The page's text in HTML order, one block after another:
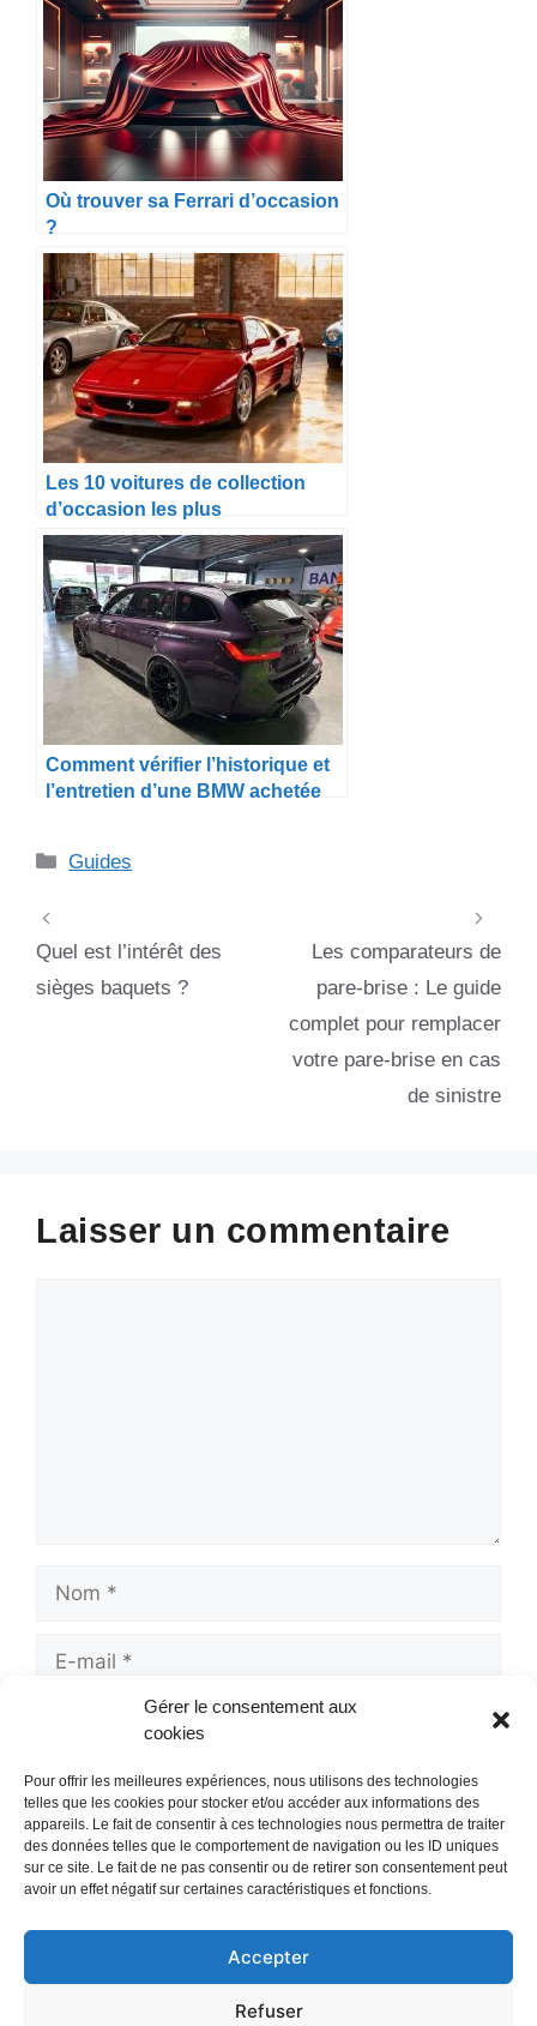
Gérer le consentement aux
cookies
Pour offrir les meilleures expériences, nous utilisons des technologies
telles que les cookies pour stocker et/ou accéder aux informations des
appareils. Le fait de consentir à ces technologies nous permettra de traiter
des données telles que le comportement de navigation ou les ID uniques
sur ce site. Le fait de ne pas consentir ou de retirer son consentement peut
avoir un effet négatif sur certaines caractéristiques et fonctions.
Accepter
Refuser
Où trouver sa Ferrari d’occasion
?
Les 10 voitures de collection
d’occasion les plus
emblématiques à acheter en
2025
Comment vérifier l’historique et
l’entretien d’une BMW achetée
Catégories
Guides
Quel est l’intérêt des
sièges baquets ?
Les comparateurs de
pare-brise : Le guide
complet pour remplacer
votre pare-brise en cas
de sinistre
Laisser un commentaire
Nom